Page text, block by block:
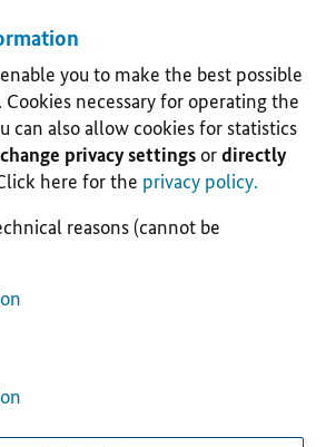
you to make the best possible
Cookies necessary for operating the
can also allow cookies for statistics
change privacy settingsordirectly
here for the privacy policy.
reasons (cannot be